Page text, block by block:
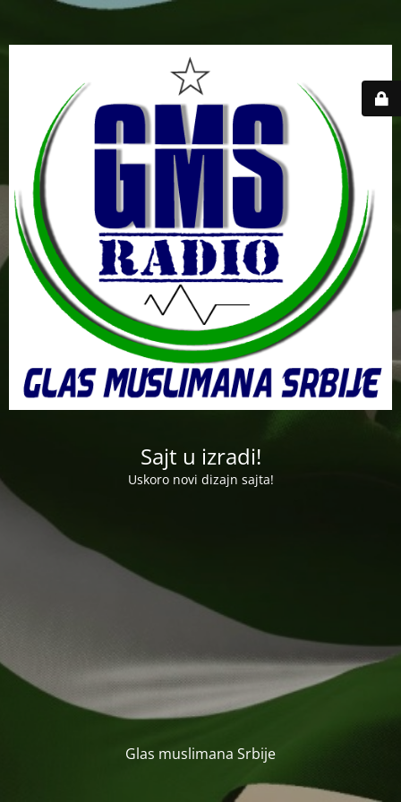
Sajt u izradi!
Uskoro novi dizajn sajta!
Glas muslimana Srbije